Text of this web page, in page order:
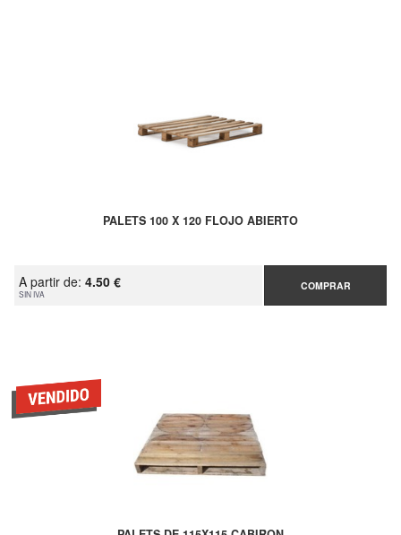
PALETS 100 X 120 FLOJO ABIERTO
A partir de: 4.50 €
SIN IVA
COMPRAR